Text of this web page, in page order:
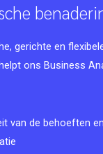
gerichte en
ons Business
van de behoeften